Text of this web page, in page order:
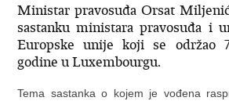
Ministar pravosuđa Orsat
sastanku ministara pravosuđa i
Europske unije koji se održao
godine u Luxembourgu.
Tema sastanka o kojem je vođena